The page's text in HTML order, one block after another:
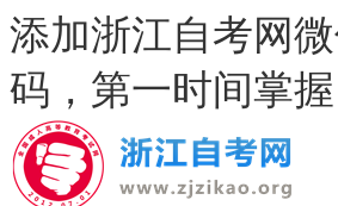
添加浙江自考网
码，第一时间掌